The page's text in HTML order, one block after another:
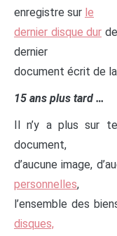
enregistre sur le
dernier disque dur
dernier
document écrit de
15 ans plus tard …
Il n’y a plus sur
document,
d’aucune image,
personnelles,
l’ensemble des
disques,